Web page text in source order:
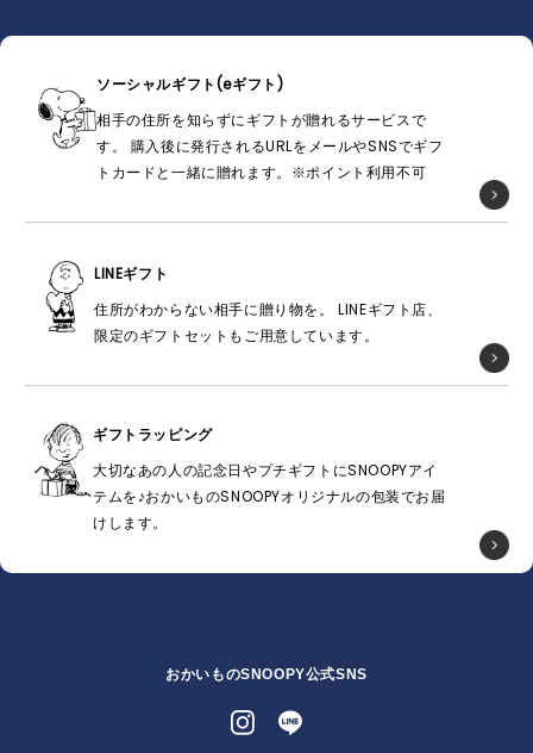
ソーシャルギフト(eギフト)
相手の住所を知らずにギフトが贈れるサービスで
す。 購入後に発行されるURLをメールやSNSでギフ
トカードと一緒に贈れます。※ポイント利用不可
LINEギフト
住所がわからない相手に贈り物を。 LINEギフト店、
限定のギフトセットもご用意しています。
ギフトラッピング
大切なあの人の記念日やプチギフトにSNOOPYアイ
テムを♪おかいものSNOOPYオリジナルの包装でお届
けします。
おかいものSNOOPY公式SNS